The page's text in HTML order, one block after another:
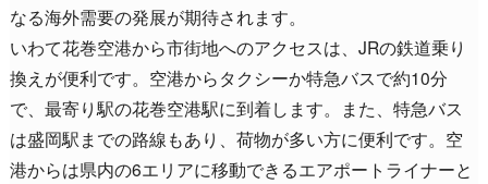
なる海外需要の発展が期待されます。
いわて花巻空港から市街地へのアクセスは、JRの鉄道乗り
換えが便利です。空港からタクシーか特急バスで約10分
で、最寄り駅の花巻空港駅に到着します。また、特急バス
は盛岡駅までの路線もあり、荷物が多い方に便利です。空
港からは県内の6エリアに移動できるエアポートライナーと